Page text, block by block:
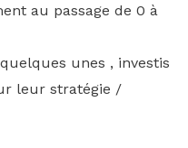
au passage de 0 à
unes , investis
leur stratégie /